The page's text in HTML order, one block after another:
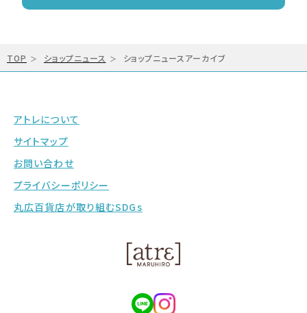
TOP ショップニュース ショップニュースアーカイブ
アトレについて
サイトマップ
お問い合わせ
プライバシーポリシー
丸広百貨店が取り組むSDGs